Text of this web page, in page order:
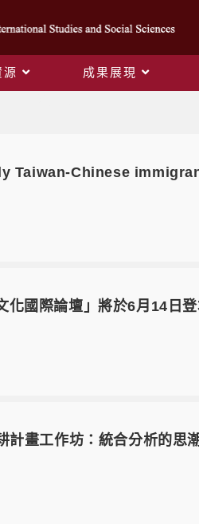
源 成果展現
Taiwan-Chinese
化國際論壇」將於6月14日
計畫工作坊：統合分析的思